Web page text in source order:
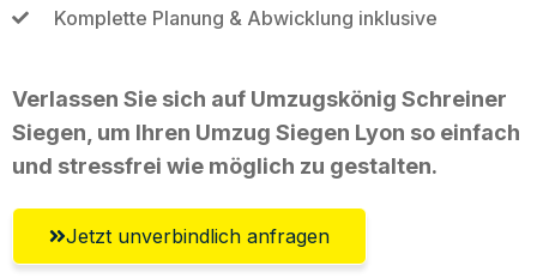
Komplette Planung & Abwicklung inklusive
Verlassen Sie sich auf Umzugskönig Schreiner
Siegen, um Ihren Umzug Siegen Lyon so einfach
und stressfrei wie möglich zu gestalten.
Jetzt unverbindlich anfragen